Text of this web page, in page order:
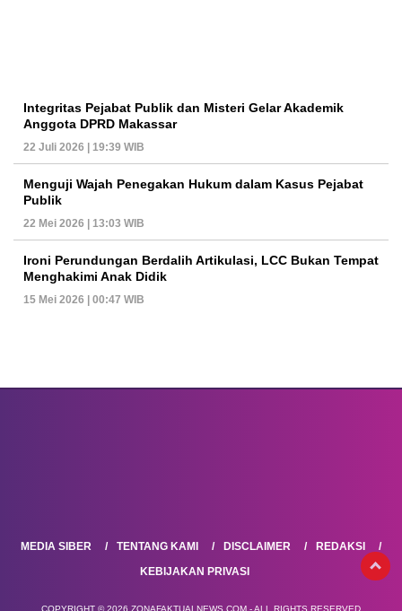
Integritas Pejabat Publik dan Misteri Gelar Akademik
Anggota DPRD Makassar
22 Juli 2026 | 19:39 WIB
Menguji Wajah Penegakan Hukum dalam Kasus Pejabat
Publik
22 Mei 2026 | 13:03 WIB
Ironi Perundungan Berdalih Artikulasi, LCC Bukan Tempat
Menghakimi Anak Didik
15 Mei 2026 | 00:47 WIB
MEDIA SIBER TENTANG KAMI DISCLAIMER
REDAKSI
KEBIJAKAN PRIVASI
COPYRIGHT © 2026 ZONAFAKTUALNEWS.COM - ALL RIGHTS RESERVED